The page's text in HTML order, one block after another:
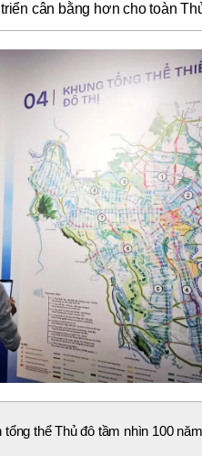
cân bằng hơn cho toàn
thể Thủ đô tầm nhìn 100